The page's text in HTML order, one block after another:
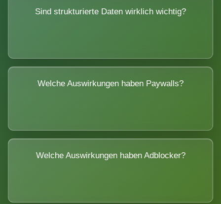
Sind strukturierte Daten wirklich wichtig?
Welche Auswirkungen haben Paywalls?
Welche Auswirkungen haben Adblocker?